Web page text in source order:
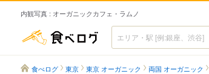
内観写真 : オーガニックカフェ・ラムノ
食べログ
食べログ 東京 東京 オーガニック 両国 オーガニック